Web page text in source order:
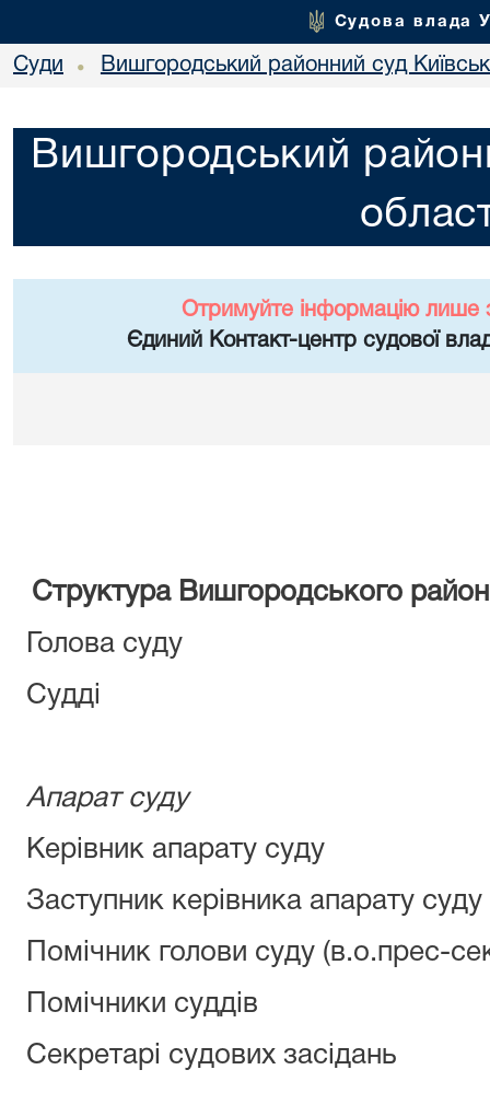
Судова влада
Суди • Вишгородський районний суд
Вишгородський
Отримуйте інформацію лише
Єдиний Контакт-центр судової
Структура Вишгородського
Голова суду
Судді
Апарат суду
Керівник апарату суду
Заступник керівника апарату суду
Помічник голови суду (в.о.прес-
Помічники суддів
Секретарі судових засідань